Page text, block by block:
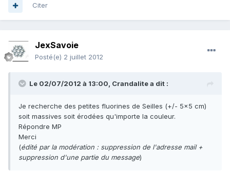
Citer
JexSavoie
Posté(e) 2 juillet 2012
Le 02/07/2012 à 13:00, Crandalite a dit :
Je recherche des petites fluorines de Seilles (+/- 5x5 cm)
soit massives soit érodées qu'importe la couleur.
Répondre MP
Merci
(édité par la modération : suppression de l'adresse mail +
suppression d'une partie du message)